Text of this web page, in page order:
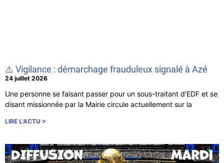
⚠️ Vigilance : démarchage frauduleux signalé à Azé
24 juillet 2026
Une personne se faisant passer pour un sous-traitant d’EDF et se
disant missionnée par la Mairie circule actuellement sur la
LIRE L'ACTU >